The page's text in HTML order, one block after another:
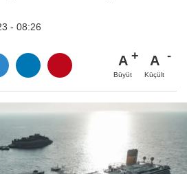
- 08:26
A
Büyüt
A
Küçült